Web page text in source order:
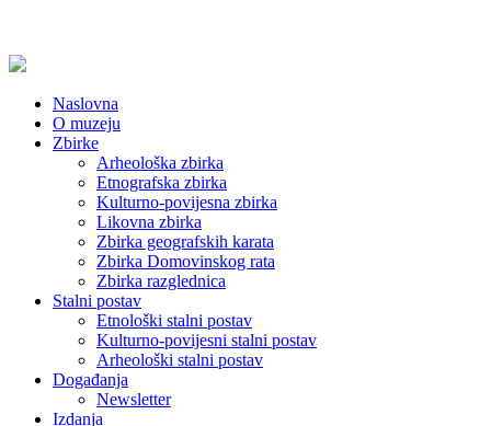
Naslovna
O muzeju
Zbirke
Arheološka zbirka
Etnografska zbirka
Kulturno-povijesna zbirka
Likovna zbirka
Zbirka geografskih karata
Zbirka Domovinskog rata
Zbirka razglednica
Stalni postav
Etnološki stalni postav
Kulturno-povijesni stalni postav
Arheološki stalni postav
Događanja
Newsletter
Izdanja